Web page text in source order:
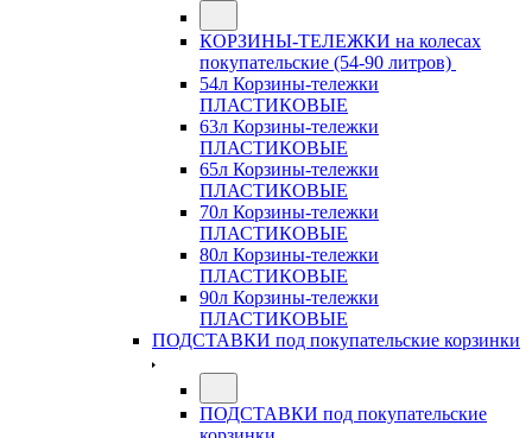
КОРЗИНЫ-ТЕЛЕЖКИ на колесах
покупательские (54-90 литров)
54л Корзины-тележки
ПЛАСТИКОВЫЕ
63л Корзины-тележки
ПЛАСТИКОВЫЕ
65л Корзины-тележки
ПЛАСТИКОВЫЕ
70л Корзины-тележки
ПЛАСТИКОВЫЕ
80л Корзины-тележки
ПЛАСТИКОВЫЕ
90л Корзины-тележки
ПЛАСТИКОВЫЕ
ПОДСТАВКИ под покупательские корзинки
ПОДСТАВКИ под покупательские